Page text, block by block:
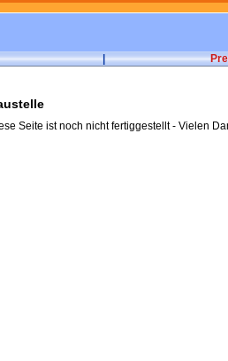
|
Seite ist noch nicht fertiggestellt - Vielen